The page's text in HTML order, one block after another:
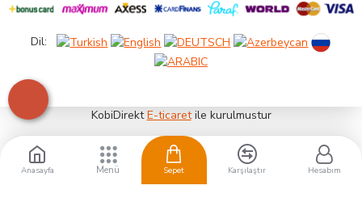
Dil:
KobiDirektE-ticaretile kurulmustur
Anasayfa Sepet Karşılaştır Hesabım